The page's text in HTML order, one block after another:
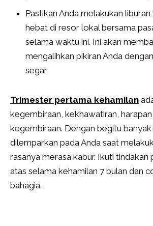
Pastikan Anda melakukan
hebat di resor lokal bersama
selama waktu ini. Ini akan
mengalihkan pikiran Anda
segar.
Trimester pertama kehamilan
kegembiraan, kekhawatiran,
kegembiraan. Dengan begitu
dilemparkan pada Anda saat
rasanya merasa kabur. Ikuti tindakan
atas selama kehamilan 7 bulan dan
bahagia.